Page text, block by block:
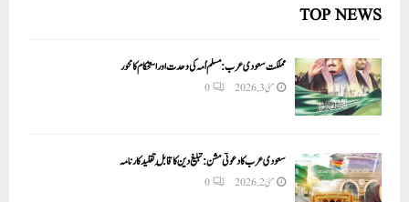
TOP NEWS
مملکت سعودی عرب: مسلم اُمہ کی وحدت اور استحکام کا محور
مئی 3, 2026 0
سعودی عرب کا دعوتی مشن: تبلیغ دین کا قابلِ تقلید کارنامہ
مئی 2, 2026 0